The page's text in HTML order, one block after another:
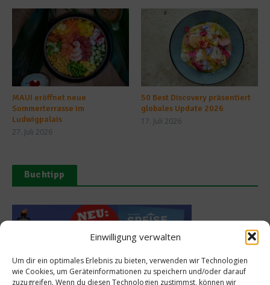
Einwilligung verwalten
Um dir ein optimales Erlebnis zu bieten, verwenden wir Technologien
wie Cookies, um Geräteinformationen zu speichern und/oder darauf
zuzugreifen. Wenn du diesen Technologien zustimmst, können wir
MAUI eröffnet neue
Sommerterrasse im
Ludwigpalais
27. Juli 2026
50 Best Discovery präsentiert
globales Update 2026
17. Juli 2026
Buchtipp